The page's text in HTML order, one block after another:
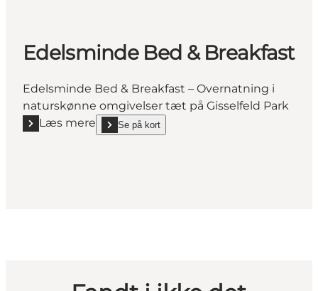
Edelsminde Bed & Breakfast
Edelsminde Bed & Breakfast – Overnatning i
naturskønne omgivelser tæt på Gisselfeld Park
Læs mere
Læs mere "Edelsminde Bed & Breakfast"
Se på kort
show Edelsminde Bed & Breakfast on_map